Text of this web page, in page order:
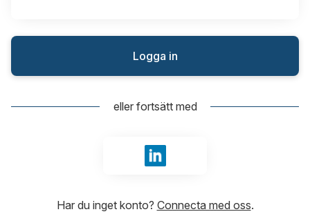
Logga in
eller fortsätt med
Logga in med LinkedIn
Har du inget konto? Connecta med oss.